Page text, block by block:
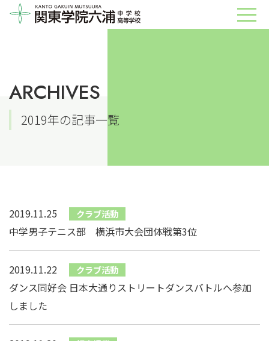
ARCHIVES
2019年の記事一覧
2019.11.25 クラブ活動
中学男子テニス部 横浜市大会団体戦第3位
2019.11.22 クラブ活動
ダンス同好会 日本大通りストリートダンスバトルへ参加
しました